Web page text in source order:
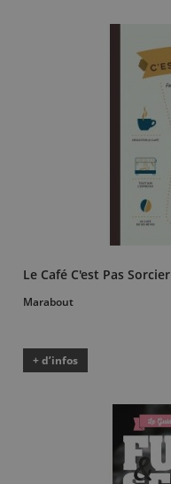
Le Café C'est Pas Sorcier
Marabout
+ d’infos